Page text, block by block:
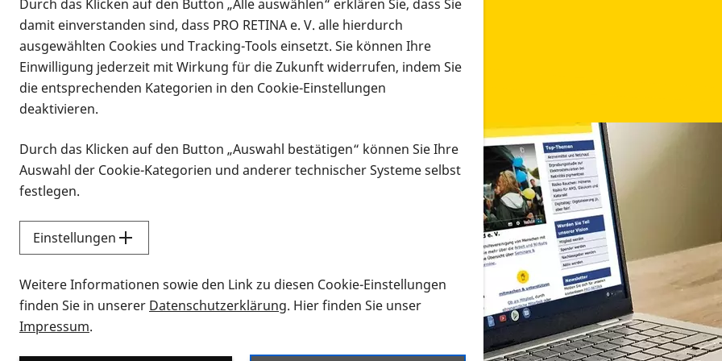
Infomaterial
Infomaterial
Vorlesen
Alle Infomaterialien in verschiedenen Formaten an
Sie möchten wissen, wie Sie nach Infonmaterial suchen und dieses bestellen bzw. herunterladen
Durch das Klicken auf den Button „Alle auswählen“ erklären Sie, dass Sie
damit einverstanden sind, dass PRO RETINA e. V. alle hierdurch
ausgewählten Cookies und Tracking-Tools einsetzt. Sie können Ihre
Einwilligung jederzeit mit Wirkung für die Zukunft widerrufen, indem Sie
die entsprechenden Kategorien in den Cookie-Einstellungen
deaktivieren.
Durch das Klicken auf den Button „Auswahl bestätigen“ können Sie Ihre
Auswahl der Cookie-Kategorien und anderer technischer Systeme selbst
festlegen.
Einstellungen
Weitere Informationen sowie den Link zu diesen Cookie-Einstellungen
finden Sie in unserer Datenschutzerklärung. Hier finden Sie unser
Impressum.